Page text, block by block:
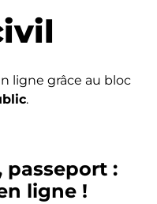
ligne grâce au bloc
.
passeport :
ligne !